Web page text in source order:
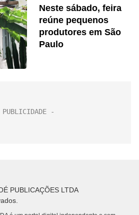
Neste sábado, feira
reúne pequenos
produtores em São
Paulo
PUBLICAÇÕES LTDA